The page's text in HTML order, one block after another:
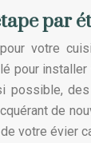
par
votre
pour
de
votre évier